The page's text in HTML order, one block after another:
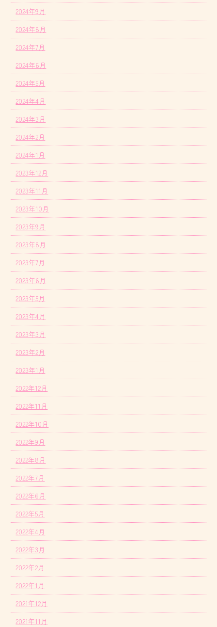
2024年9月
2024年8月
2024年7月
2024年6月
2024年5月
2024年4月
2024年3月
2024年2月
2024年1月
2023年12月
2023年11月
2023年10月
2023年9月
2023年8月
2023年7月
2023年6月
2023年5月
2023年4月
2023年3月
2023年2月
2023年1月
2022年12月
2022年11月
2022年10月
2022年9月
2022年8月
2022年7月
2022年6月
2022年5月
2022年4月
2022年3月
2022年2月
2022年1月
2021年12月
2021年11月